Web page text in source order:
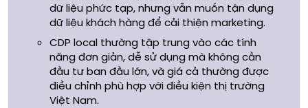
dữ liệu phức tạp, nhưng vẫn muốn tận dụng
dữ liệu khách hàng để cải thiện marketing.
CDP local thường tập trung vào các tính
năng đơn giản, dễ sử dụng mà không cần
đầu tư ban đầu lớn, và giá cả thường được
điều chỉnh phù hợp với điều kiện thị trường
Việt Nam.